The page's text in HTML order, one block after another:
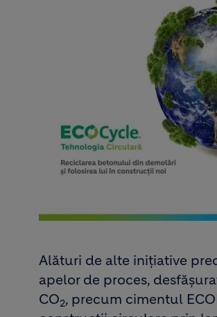
Alături de alte inițiative
apelor de proces,
CO2, precum cimentul